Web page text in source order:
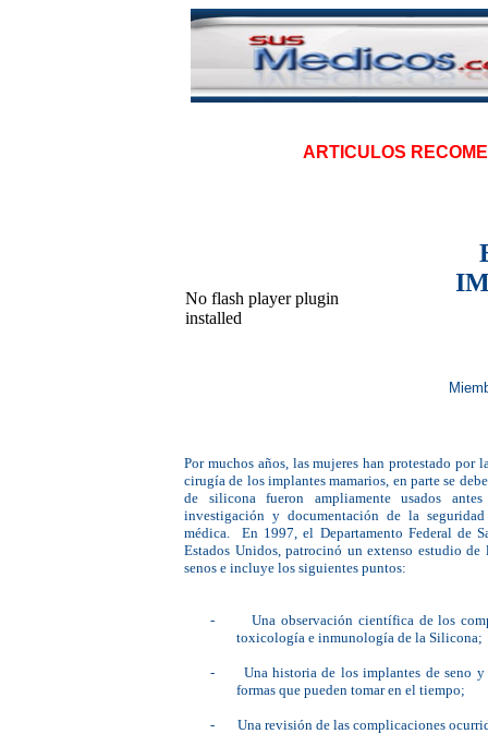
ARTICULOS
No flash player plugin
installed
Por muchos años, las mujeres han protestado por
cirugía de los implantes mamarios, en parte se
de silicona fueron ampliamente usados
investigación y documentación de la
médica. En 1997, el Departamento Federal de
Estados Unidos, patrocinó un extenso estudio
senos e incluye los siguientes puntos:
-
Una observación científica de los
toxicología e inmunología de la Silicona;
-
Una historia de los implantes de seno y
formas que pueden tomar en el tiempo;
- Una revisión de las complicaciones